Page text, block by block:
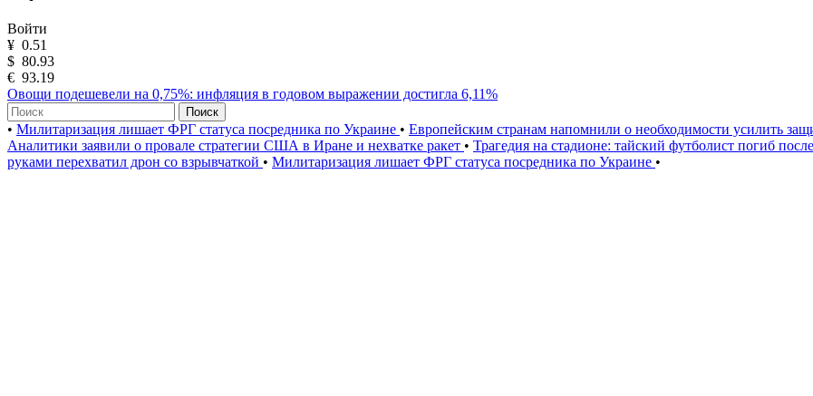
Войти
¥ 0.51
$ 80.93
€ 93.19
Овощи подешевели на 0,75%: инфляция в годовом выражении достигла 6,11%
Поиск
• Милитаризация лишает ФРГ статуса посредника по Украине • Европейским странам напомнили о необходимости усилить
Аналитики заявили о провале стратегии США в Иране и нехватке ракет • Трагедия на стадионе: тайский футболист погиб
руками перехватил дрон со взрывчаткой • Милитаризация лишает ФРГ статуса посредника по Украине •